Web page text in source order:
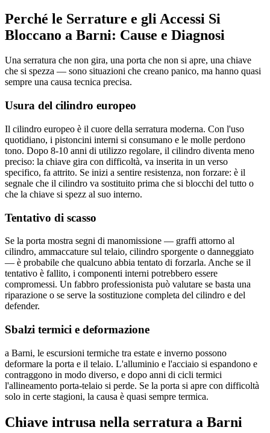
Perché le Serrature e gli Accessi Si
Bloccano a Barni: Cause e Diagnosi
Una serratura che non gira, una porta che non si apre, una chiave
che si spezza — sono situazioni che creano panico, ma hanno quasi
sempre una causa tecnica precisa.
Usura del cilindro europeo
Il cilindro europeo è il cuore della serratura moderna. Con l'uso
quotidiano, i pistoncini interni si consumano e le molle perdono
tono. Dopo 8-10 anni di utilizzo regolare, il cilindro diventa meno
preciso: la chiave gira con difficoltà, va inserita in un verso
specifico, fa attrito. Se inizi a sentire resistenza, non forzare: è il
segnale che il cilindro va sostituito prima che si blocchi del tutto o
che la chiave si spezz al suo interno.
Tentativo di scasso
Se la porta mostra segni di manomissione — graffi attorno al
cilindro, ammaccature sul telaio, cilindro sporgente o danneggiato
— è probabile che qualcuno abbia tentato di forzarla. Anche se il
tentativo è fallito, i componenti interni potrebbero essere
compromessi. Un fabbro professionista può valutare se basta una
riparazione o se serve la sostituzione completa del cilindro e del
defender.
Sbalzi termici e deformazione
a Barni, le escursioni termiche tra estate e inverno possono
deformare la porta e il telaio. L'alluminio e l'acciaio si espandono e
contraggono in modo diverso, e dopo anni di cicli termici
l'allineamento porta-telaio si perde. Se la porta si apre con difficoltà
solo in certe stagioni, la causa è quasi sempre termica.
Chiave intrusa nella serratura a Barni